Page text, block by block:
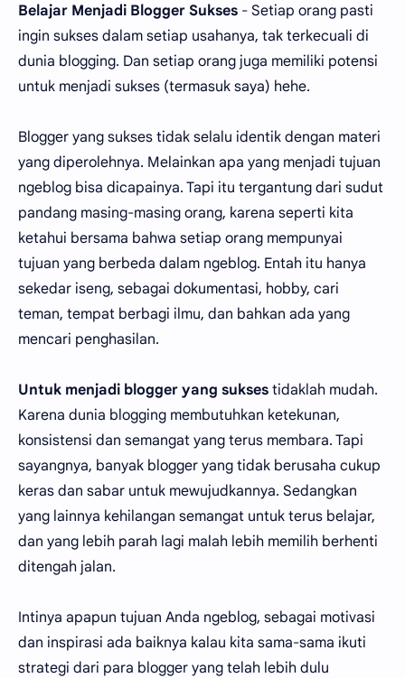
Belajar Menjadi Blogger Sukses - Setiap orang pasti
ingin sukses dalam setiap usahanya, tak terkecuali di
dunia blogging. Dan setiap orang juga memiliki potensi
untuk menjadi sukses (termasuk saya) hehe.
Blogger yang sukses tidak selalu identik dengan materi
yang diperolehnya. Melainkan apa yang menjadi tujuan
ngeblog bisa dicapainya. Tapi itu tergantung dari sudut
pandang masing-masing orang, karena seperti kita
ketahui bersama bahwa setiap orang mempunyai
tujuan yang berbeda dalam ngeblog. Entah itu hanya
sekedar iseng, sebagai dokumentasi, hobby, cari
teman, tempat berbagi ilmu, dan bahkan ada yang
mencari penghasilan.
Untuk menjadi blogger yang sukses tidaklah mudah.
Karena dunia blogging membutuhkan ketekunan,
konsistensi dan semangat yang terus membara. Tapi
sayangnya, banyak blogger yang tidak berusaha cukup
keras dan sabar untuk mewujudkannya. Sedangkan
yang lainnya kehilangan semangat untuk terus belajar,
dan yang lebih parah lagi malah lebih memilih berhenti
ditengah jalan.
Intinya apapun tujuan Anda ngeblog, sebagai motivasi
dan inspirasi ada baiknya kalau kita sama-sama ikuti
strategi dari para blogger yang telah lebih dulu